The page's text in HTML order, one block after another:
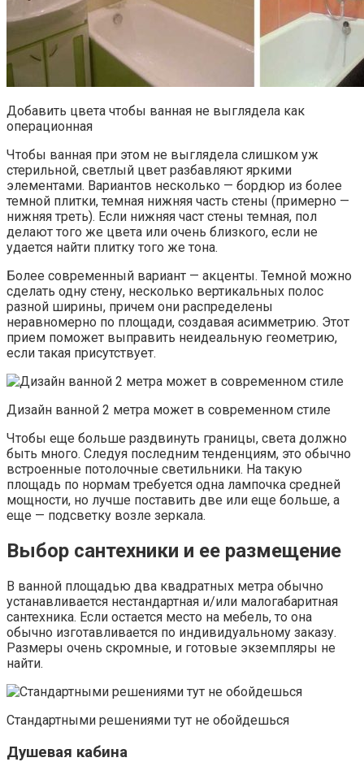
Добавить цвета чтобы ванная не выглядела как
операционная
Чтобы ванная при этом не выглядела слишком уж
стерильной, светлый цвет разбавляют яркими
элементами. Вариантов несколько — бордюр из более
темной плитки, темная нижняя часть стены (примерно —
нижняя треть). Если нижняя част стены темная, пол
делают того же цвета или очень близкого, если не
удается найти плитку того же тона.
Более современный вариант — акценты. Темной можно
сделать одну стену, несколько вертикальных полос
разной ширины, причем они распределены
неравномерно по площади, создавая асимметрию. Этот
прием поможет выправить неидеальную геометрию,
если такая присутствует.
Дизайн ванной 2 метра может в современном стиле
Чтобы еще больше раздвинуть границы, света должно
быть много. Следуя последним тенденциям, это обычно
встроенные потолочные светильники. На такую
площадь по нормам требуется одна лампочка средней
мощности, но лучше поставить две или еще больше, а
еще — подсветку возле зеркала.
Выбор сантехники и ее размещение
В ванной площадью два квадратных метра обычно
устанавливается нестандартная и/или малогабаритная
сантехника. Если остается место на мебель, то она
обычно изготавливается по индивидуальному заказу.
Размеры очень скромные, и готовые экземпляры не
найти.
Стандартными решениями тут не обойдешься
Душевая кабина